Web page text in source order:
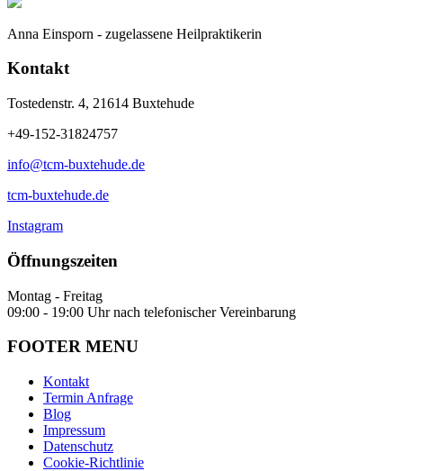
Anna Einsporn - zugelassene Heilpraktikerin
Kontakt
Tostedenstr. 4, 21614 Buxtehude
+49-152-31824757
info@tcm-buxtehude.de
tcm-buxtehude.de
Instagram
Öffnungszeiten
Montag - Freitag
09:00 - 19:00 Uhr nach telefonischer Vereinbarung
FOOTER MENU
Kontakt
Termin Anfrage
Blog
Impressum
Datenschutz
Cookie-Richtlinie